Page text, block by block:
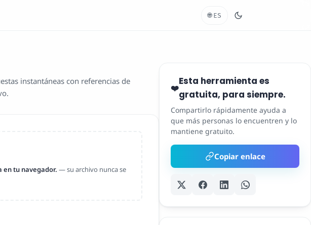
🌐 ES
instantáneas con referencias de
en tu navegador. — su archivo nunca se
❤️
Esta herramienta es
gratuita, para siempre.
Compartirlo rápidamente ayuda a
que más personas lo encuentren y lo
mantiene gratuito.
Copiar enlace